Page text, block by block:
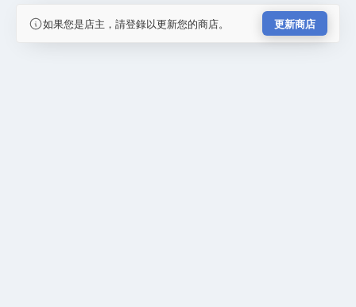
如果您是店主，請登錄以更新您的商店。 更新商店